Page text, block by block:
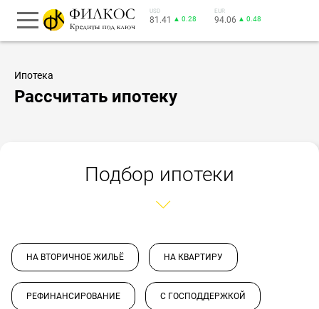
USD
81.41 ▲ 0.28
EUR
94.06 ▲ 0.48
Ипотека
Рассчитать ипотеку
Подбор ипотеки
НА ВТОРИЧНОЕ ЖИЛЬЁ НА КВАРТИРУ
РЕФИНАНСИРОВАНИЕ С ГОСПОДДЕРЖКОЙ